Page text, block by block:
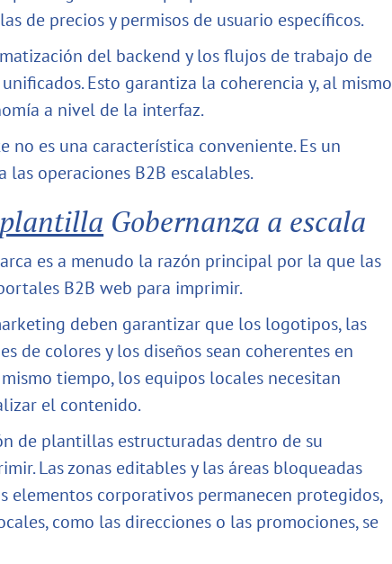
de precios y permisos de usuario específicos.
del backend y los flujos de trabajo de
Esto garantiza la coherencia y, al mismo
a nivel de la interfaz.
no es una característica conveniente. Es un
operaciones B2B escalables.
plantilla Gobernanza a escala
es a menudo la razón principal por la que las
B2B web para imprimir.
deben garantizar que los logotipos, las
de colores y los diseños sean coherentes en
tiempo, los equipos locales necesitan
el contenido.
de plantillas estructuradas dentro de su
Las zonas editables y las áreas bloqueadas
elementos corporativos permanecen protegidos,
como las direcciones o las promociones, se